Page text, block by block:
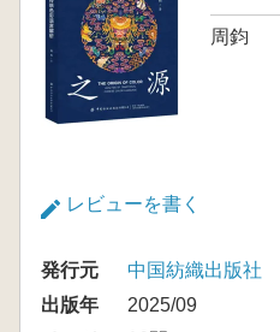
周鈞
レビューを書く
発行元
中国紡織出版社
出版年
2025/09